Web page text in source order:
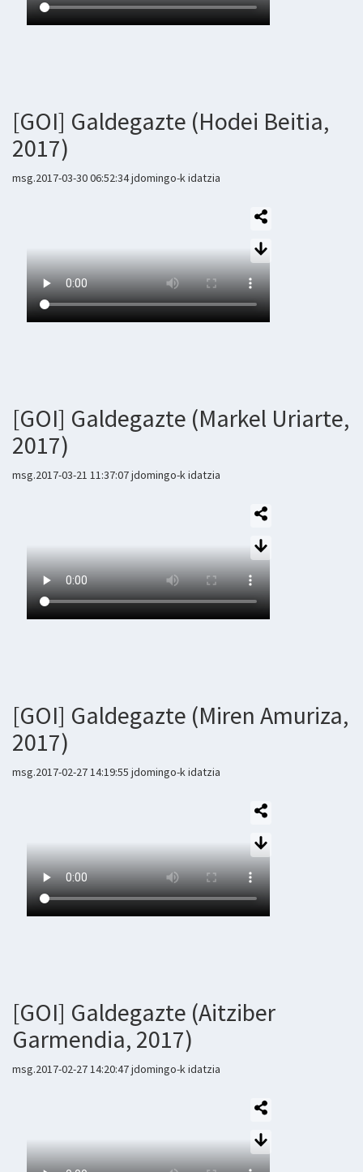
[GOI] Galdegazte (Hodei Beitia,
2017)
msg.2017-03-30 06:52:34 jdomingo-k idatzia
[GOI] Galdegazte (Markel Uriarte,
2017)
msg.2017-03-21 11:37:07 jdomingo-k idatzia
[GOI] Galdegazte (Miren Amuriza,
2017)
msg.2017-02-27 14:19:55 jdomingo-k idatzia
[GOI] Galdegazte (Aitziber
Garmendia, 2017)
msg.2017-02-27 14:20:47 jdomingo-k idatzia